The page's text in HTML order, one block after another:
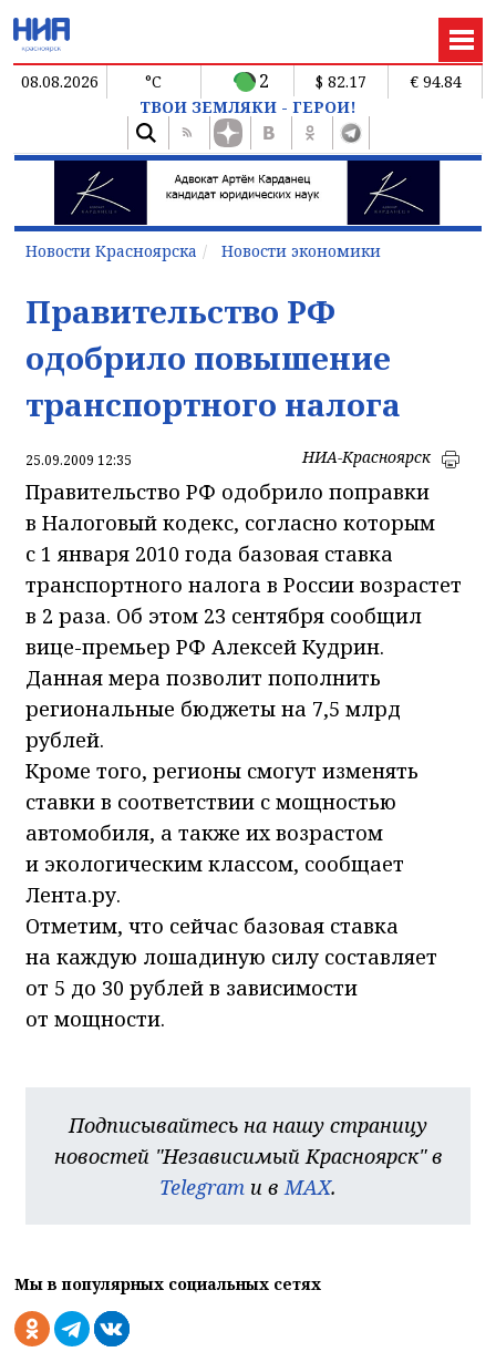
08.08.2026 °C 2 $ 82.17
€ 94.84
ТВОИ ЗЕМЛЯКИ - ГЕРОИ!
Новости Красноярска Новости экономики
Правительство РФ
одобрило повышение
транспортного налога
25.09.2009 12:35 НИА-Красноярск
Правительство РФ одобрило поправки
в Налоговый кодекс, согласно которым
с 1 января 2010 года базовая ставка
транспортного налога в России возрастет
в 2 раза. Об этом 23 сентября сообщил
вице-премьер РФ Алексей Кудрин.
Данная мера позволит пополнить
региональные бюджеты на 7,5 млрд
рублей.
Кроме того, регионы смогут изменять
ставки в соответствии с мощностью
автомобиля, а также их возрастом
и экологическим классом, сообщает
Лента.ру.
Отметим, что сейчас базовая ставка
на каждую лошадиную силу составляет
от 5 до 30 рублей в зависимости
от мощности.
Подписывайтесь на нашу страницу
новостей "Независимый Красноярск" в
Telegram и в MAX.
Мы в популярных социальных сетях